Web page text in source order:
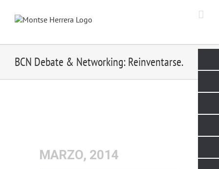
content
BCN Debate & Networking: Reinventarse.
MARZO, 2014